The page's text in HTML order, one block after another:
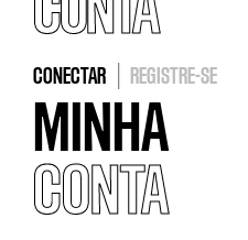
CONECTAR REGISTRE-SE
MINHA
CONTA